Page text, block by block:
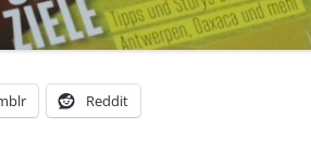
Reddit